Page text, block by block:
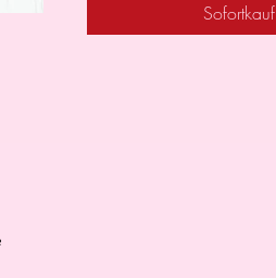
Sofortkauf